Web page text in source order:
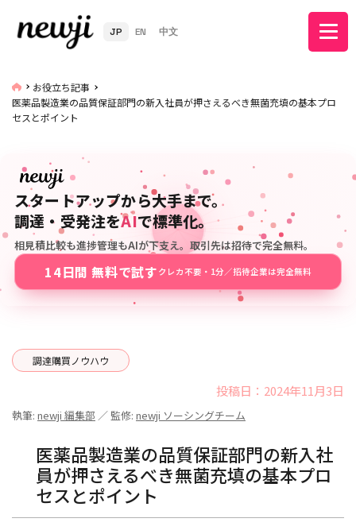
JP EN 中文
お役立ち記事
医薬品製造業の品質保証部門の新入社員が押さえるべき無菌充填の基本プロ
セスとポイント
スタートアップから大手まで。
調達・受発注をAIで標準化。
相見積比較も進捗管理もAIが下支え。取引先は招待で完全無料。
14日間 無料で試す クレカ不要・1分／招待企業は完全無料
調達購買ノウハウ
投稿日：2024年11月3日
執筆: newji 編集部 ／ 監修: newji ソーシングチーム
医薬品製造業の品質保証部門の新入社
員が押さえるべき無菌充填の基本プロ
セスとポイント